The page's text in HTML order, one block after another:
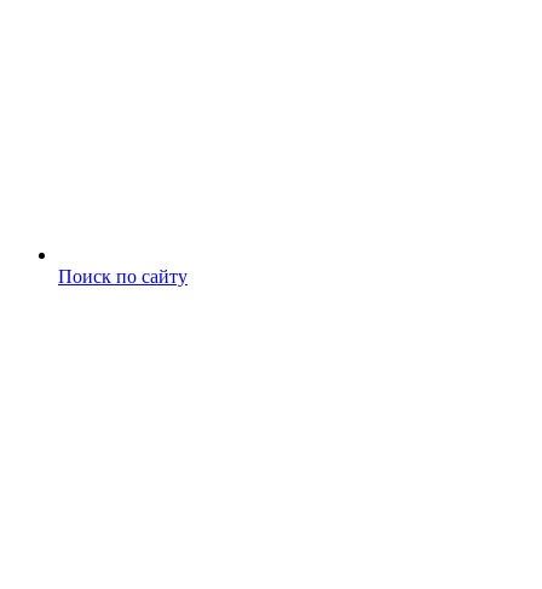
Поиск по сайту